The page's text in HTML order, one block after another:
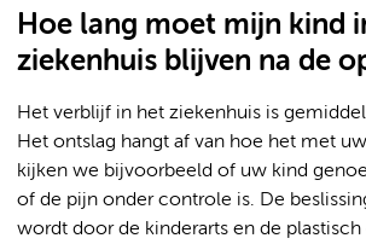
Hoe lang moet mijn kind
ziekenhuis blijven na de
Het verblijf in het ziekenhuis is
Het ontslag hangt af van hoe het met
kijken we bijvoorbeeld of uw kind
of de pijn onder controle is. De
wordt door de kinderarts en de